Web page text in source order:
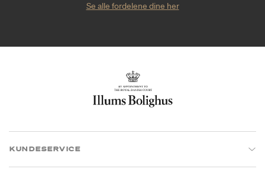
Se alle fordelene dine her
KUNDESERVICE